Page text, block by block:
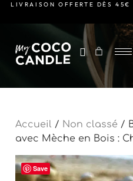
LIVRAISON OFFERTE DÈS 45€
Accueil / Non classé /
avec Mèche en Bois :
Save